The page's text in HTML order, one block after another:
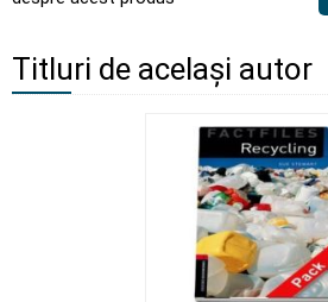
Titluri de același autor